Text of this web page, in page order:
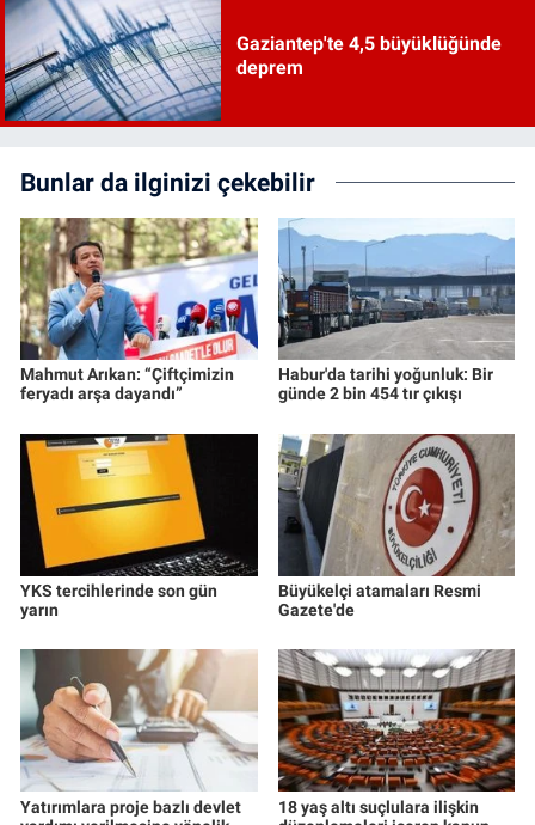
Gaziantep'te 4,5 büyüklüğünde
deprem
Bunlar da ilginizi çekebilir
Mahmut Arıkan: “Çiftçimizin
feryadı arşa dayandı”
Habur'da tarihi yoğunluk: Bir
günde 2 bin 454 tır çıkışı
YKS tercihlerinde son gün
yarın
Büyükelçi atamaları Resmi
Gazete'de
Yatırımlara proje bazlı devlet
18 yaş altı suçlulara ilişkin